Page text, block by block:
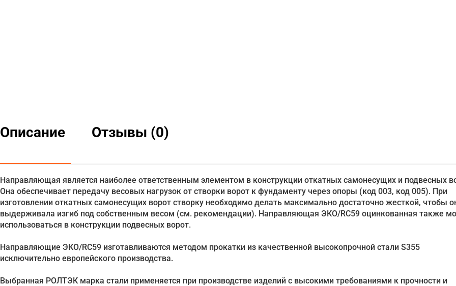
Описание Отзывы (0)
Направляющая является наиболее ответственным элементом в конструкции откатных самонесущих и подвесных
Она обеспечивает передачу весовых нагрузок от створки ворот к фундаменту через опоры (код 003, код 005). При
изготовлении откатных самонесущих ворот створку необходимо делать максимально достаточно жесткой, чтобы
выдерживала изгиб под собственным весом (см. рекомендации). Направляющая ЭКО/RC59 оцинкованная также
использоваться в конструкции подвесных ворот.
Направляющие ЭКО/RC59 изготавливаются методом прокатки из качественной высокопрочной стали S355
исключительно европейского производства.
Выбранная РОЛТЭК марка стали применяется при производстве изделий с высокими требованиями к прочности и